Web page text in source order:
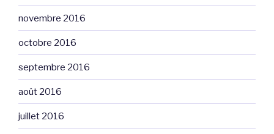
novembre 2016
octobre 2016
septembre 2016
août 2016
juillet 2016